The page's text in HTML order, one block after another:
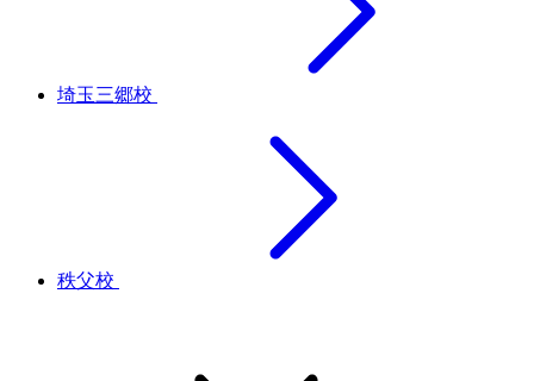
埼玉三郷校
秩父校